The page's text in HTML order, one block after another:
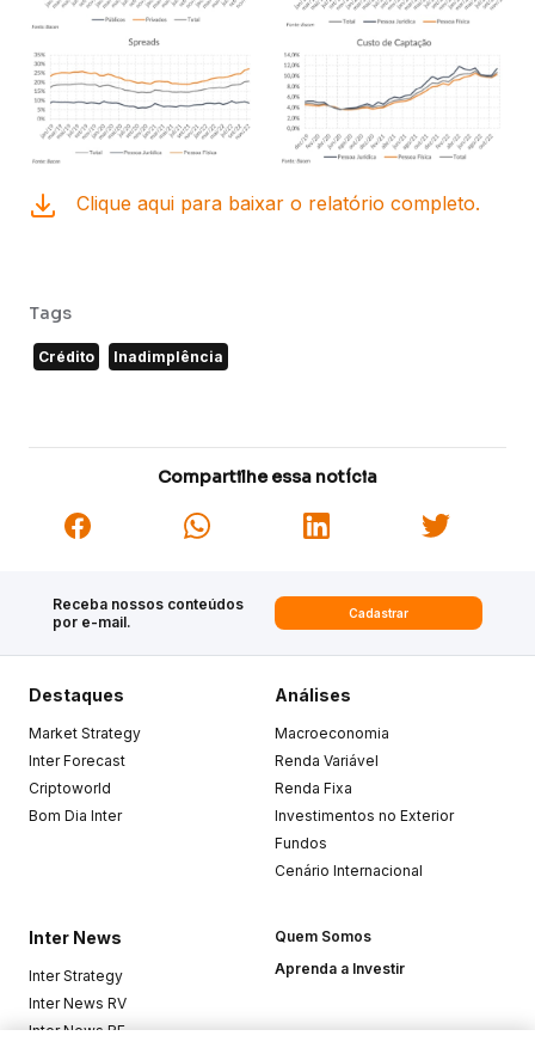
Clique aqui para baixar o relatório completo.
Tags
Crédito Inadimplência
Compartilhe essa notícia
Receba nossos conteúdos
por e-mail.
Cadastrar
Destaques
Market Strategy
Inter Forecast
Criptoworld
Bom Dia Inter
Análises
Macroeconomia
Renda Variável
Renda Fixa
Investimentos no Exterior
Fundos
Cenário Internacional
Inter News
Inter Strategy
Inter News RV
Inter News RF
Quem Somos
Aprenda a Investir